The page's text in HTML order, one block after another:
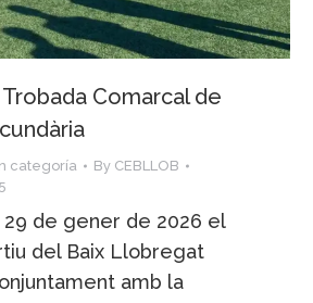
Comarcal de
categoría By CEBLLOB
29 de gener de 2026 el
del Baix Llobregat
amb la